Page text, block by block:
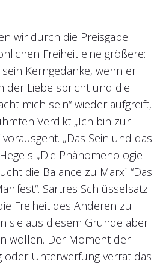
wir durch die Preisgabe
Freiheit eine größere:
Kerngedanke, wenn er
der Liebe spricht und die
mich sein“ wieder aufgreift,
Verdikt „Ich bin zur
„Das Sein und das
„Die Phänomenologie
die Balance zu Marx´ “Das
Sartres Schlüsselsatz
Freiheit des Anderen zu
sie aus diesem Grunde aber
wollen. Der Moment der
oder Unterwerfung verrät das